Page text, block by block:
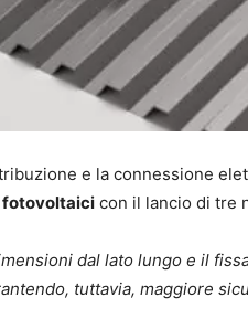
e la connessione
fotovoltaici con il lancio di tre
dal lato lungo e il
tuttavia, maggiore